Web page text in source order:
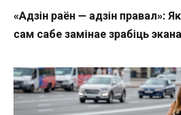
«Адзін раён — адзін правал»:
сам сабе замінае зрабіць